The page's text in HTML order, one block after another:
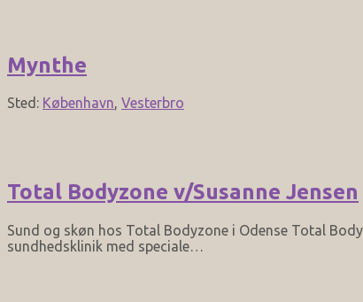
Mynthe
Sted: København, Vesterbro
Total Bodyzone v/Susanne Jensen
Sund og skøn hos Total Bodyzone i Odense Total
sundhedsklinik med speciale…